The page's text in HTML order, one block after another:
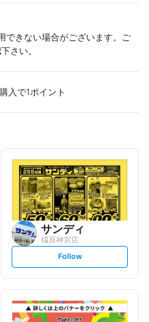
できない場合がございます。ご
さい。
入で1ポイント
サンディ
橿原神宮店
s
t
l
o
w
Follow